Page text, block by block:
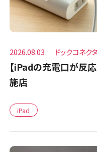
2026.08.03 ドックコネ
【iPadの充電口が反応
施店
iPad